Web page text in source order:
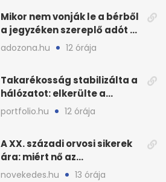
Mikor nem vonják le a bérből
a jegyzéken szereplő adót és
járulékot?
adozona.hu 12 órája
Takarékosság stabilizálta a
hálózatot: elkerülte a
sötétséget Magyarország
portfolio.hu 12 órája
A XX. századi orvosi sikerek
ára: miért nő az
egészségügy súlya?
novekedes.hu 13 órája